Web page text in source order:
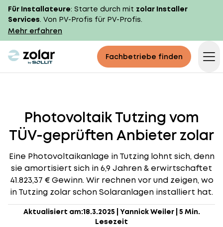
Für Installateure: Starte durch mit zolar Installer
Services. Von PV-Profis für PV-Profis.
Mehr erfahren
zolar logo Fachbetriebe finden
Photovoltaik Tutzing vom
TÜV-geprüften Anbieter zolar
Eine Photovoltaikanlage in Tutzing lohnt sich, denn
sie amortisiert sich in 6,9 Jahren & erwirtschaftet
41.823,37 € Gewinn. Wir rechnen vor und zeigen, wo
in Tutzing zolar schon Solaranlagen installiert hat.
Aktualisiert am:18.3.2025 Yannick Weiler| 5 Min.
Lesezeit